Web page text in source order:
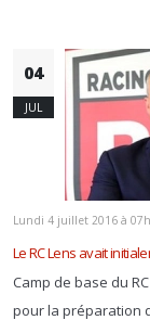
04
JUL
Lundi 4 juillet 2016 à
Le RC Lens avait
Camp de base du
pour la préparation